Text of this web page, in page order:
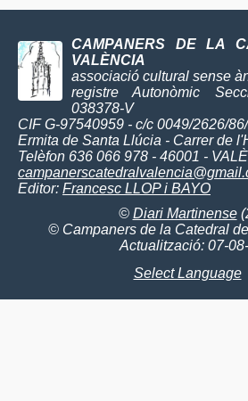
CAMPANERS DE LA
VALÈNCIA
associació cultural sense
registre Autonòmic
038378-V
CIF G-97540959 - c/c 0049/2626/
Ermita de Santa Llúcia - Carrer de
Telèfon 636 066 978 - 46001 -
Editor: Francesc LLOP i BAYO
© Diari Martinense
© Campaners de la Catedral
Actualització: 07-
Select Language